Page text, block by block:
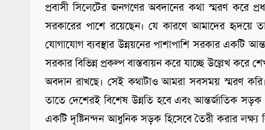
প্রবাসী সিলেটের জনগণের অবদানের কথা স্মরণ করে
সরকারের পাশে রয়েছেন। যে কারণে আমাদের হৃদয়ে
যোগাযোগ ব্যবস্থার উন্নয়নের পাশাপাশি সরকার একটি
সরকার বিভিন্ন প্রকল্প বাস্তবায়ন করে যাচ্ছে উল্লেখ করে
অবদান রাখছে। সেই কথাটাও আমরা সবসময় স্মরণ
তাতে দেশেরই বিশেষ উন্নতি হবে এবং আন্তর্জাতিক
একটি দৃষ্টিনন্দন আধুনিক সড়ক হিসেবে তৈরী করার লক্ষ্য